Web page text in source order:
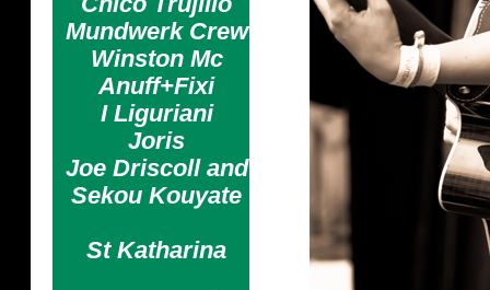
Mundwerk Crew
Winston Mc
Anuff+Fixi
I Liguriani
Joris
Joe Driscoll and
Sekou Kouyate
St Katharina